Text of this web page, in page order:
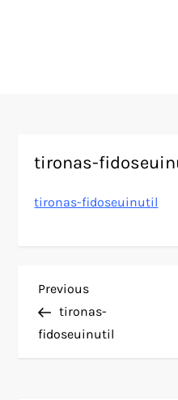
tironas-
tironas-fidoseuinutil
N
a
Previous
Post
Previous
tironas-
fidoseuinutil